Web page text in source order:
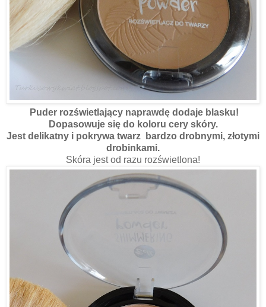
Puder rozświetlający naprawdę dodaje blasku!
Dopasowuje się do koloru cery skóry.
Jest delikatny i pokrywa twarz bardzo drobnymi, złotymi
drobinkami.
Skóra jest od razu rozświetlona!